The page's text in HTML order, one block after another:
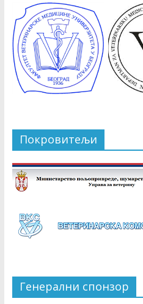
Покровитељи
Генерални спонзор